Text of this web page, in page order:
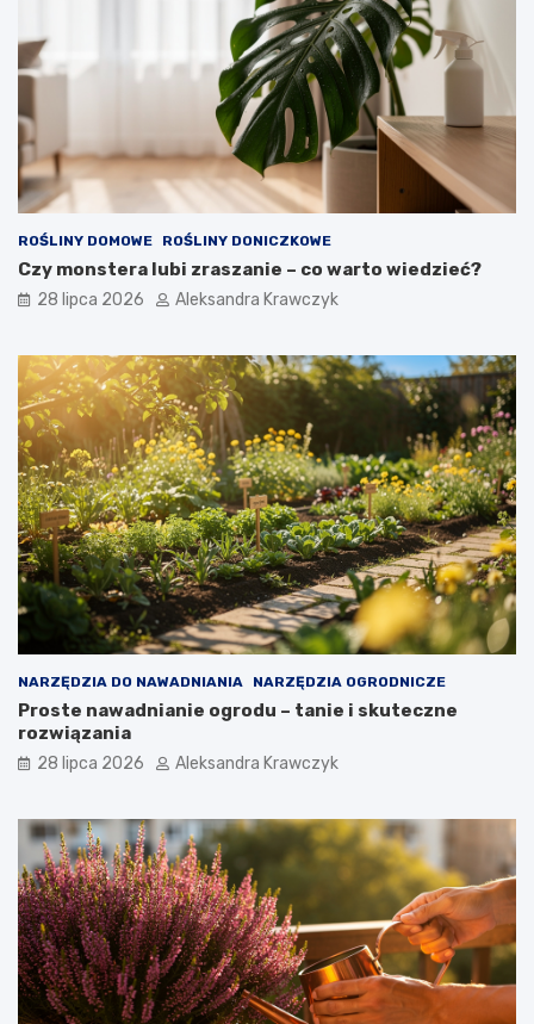
ROŚLINY DOMOWE ROŚLINY DONICZKOWE
Czy monstera lubi zraszanie – co warto wiedzieć?
28 lipca 2026 Aleksandra Krawczyk
NARZĘDZIA DO NAWADNIANIA NARZĘDZIA OGRODNICZE
Proste nawadnianie ogrodu – tanie i skuteczne
rozwiązania
28 lipca 2026 Aleksandra Krawczyk